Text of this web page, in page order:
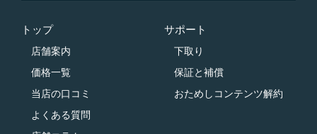
トップ
店舗案内
価格一覧
当店の口コミ
よくある質問
サポート
下取り
保証と補償
おためしコンテンツ解約